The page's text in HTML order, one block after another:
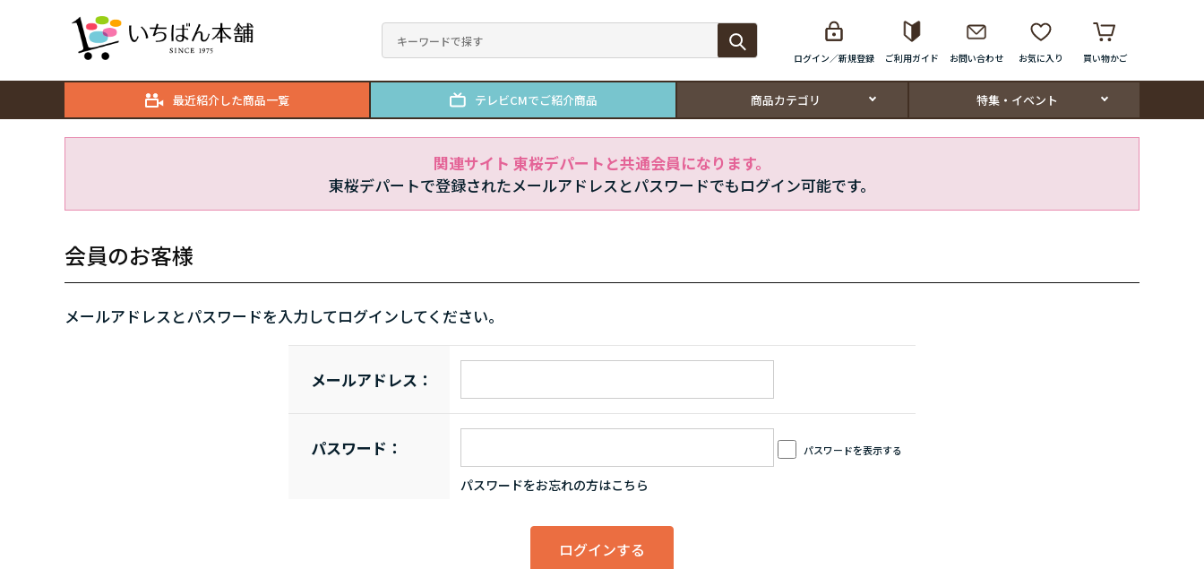
ログイン／新規登録 ご利用ガイド お問い合わせ お気に入り 買い物かご
最近紹介した商品一覧 テレビCMでご紹介商品 商品カテゴリ 特集・イベント
関連サイト 東桜デパートと共通会員になります。
東桜デパートで登録されたメールアドレスとパスワードでもログイン可能です。
会員のお客様
メールアドレスとパスワードを入力してログインしてください。
メールアドレス：
パスワード： パスワードを表示する
パスワードをお忘れの方はこちら